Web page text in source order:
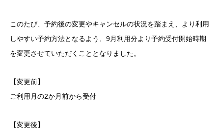
このたび、予約後の変更やキャンセルの状況を踏まえ、より利用
しやすい予約方法となるよう、9月利用分より予約受付開始時期
を変更させていただくこととなりました。
【変更前】
ご利用月の2か月前から受付
【変更後】